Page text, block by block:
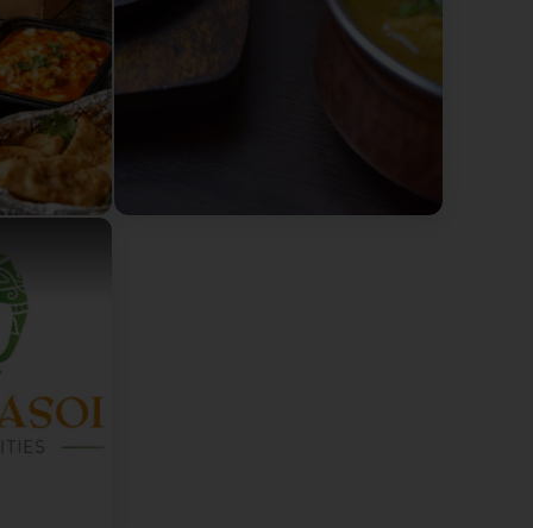
vous régaler chez Royal Bengal – Les saveurs
des Indes
#FormuleMidi #LunchTime
#RoyalBengal